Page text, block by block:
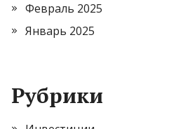
Февраль 2025
Январь 2025
Рубрики